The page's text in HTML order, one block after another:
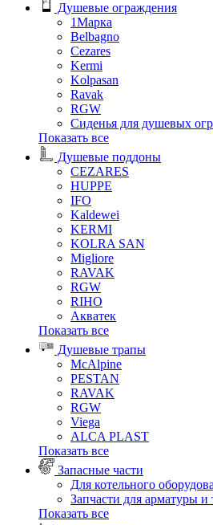
Душевые ограждения
1Марка
Belbagno
Cezares
Kermi
Kolpasan
Ravak
RGW
Сиденья для душевых
Показать все
Душевые поддоны
CEZARES
HUPPE
IFO
Kaldewei
KERMI
KOLRA SAN
Migliore
RAVAK
RGW
RIHO
Акватек
Показать все
Душевые трапы
McAlpine
PESTAN
RAVAK
RGW
Viega
АLCA PLAST
Показать все
Запасные части
Для котельного
Запчасти для арматуры и
Показать все